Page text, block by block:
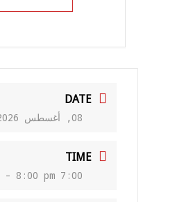
DATE
08, أغسطس 2026
TIME
7:00 pm - 8:00 pm